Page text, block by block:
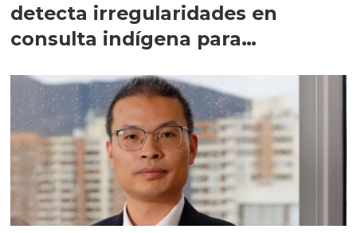
detecta irregularidades en
consulta indígena para